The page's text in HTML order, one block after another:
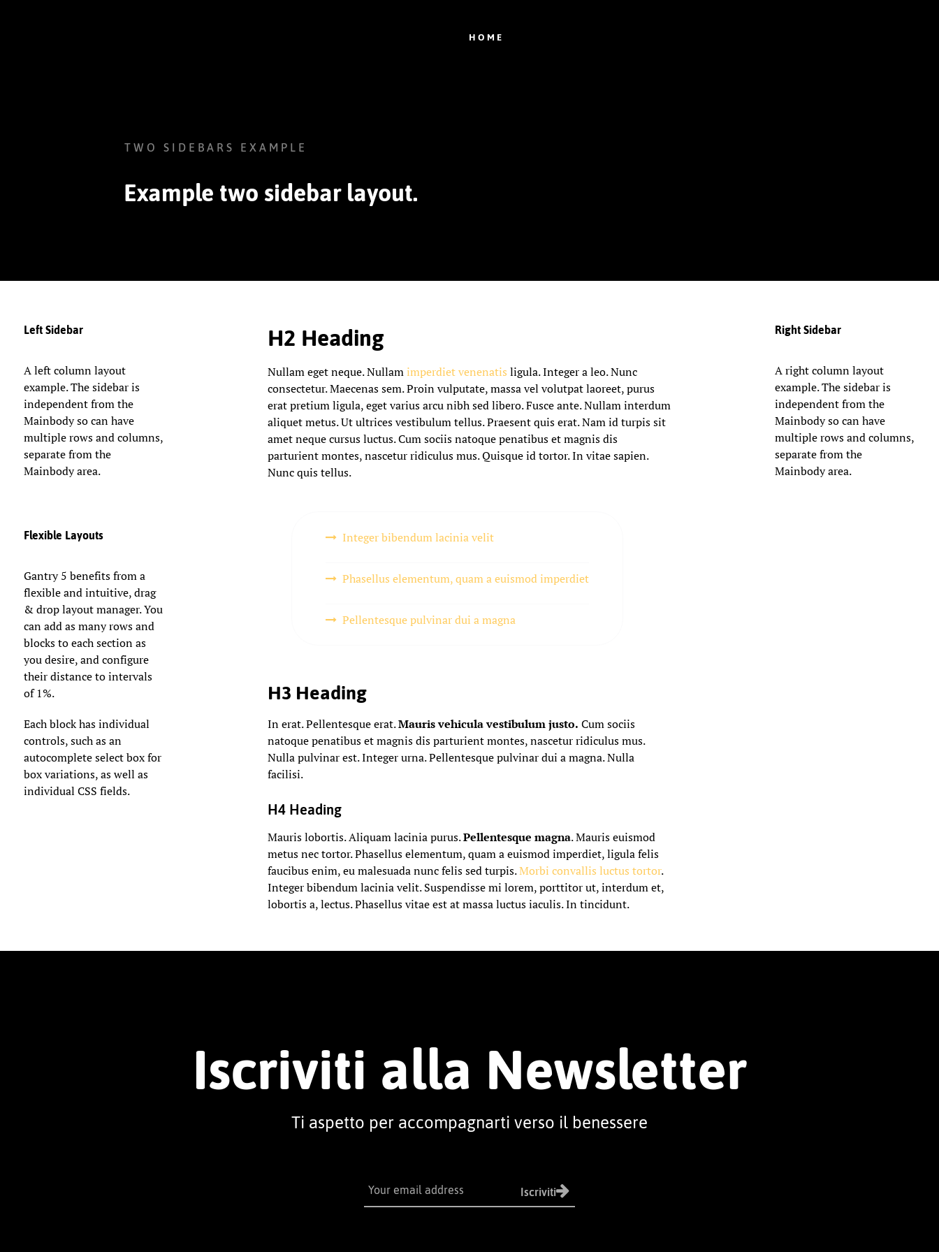
HOME
TWO SIDEBARS EXAMPLE
Example two sidebar layout.
Left Sidebar
A left column layout
example. The sidebar is
independent from the
Mainbody so can have
multiple rows and columns,
separate from the
Mainbody area.
Flexible Layouts
Gantry 5 benefits from a
flexible and intuitive, drag
& drop layout manager. You
can add as many rows and
blocks to each section as
you desire, and configure
their distance to intervals
of 1%.
Each block has individual
controls, such as an
autocomplete select box for
box variations, as well as
individual CSS fields.
H2 Heading
Nullam eget neque. Nullamimperdiet venenatis ligula. Integer a leo. Nunc
consectetur. Maecenas sem. Proin vulputate, massa vel volutpat laoreet, purus
erat pretium ligula, eget varius arcu nibh sed libero. Fusce ante. Nullam interdum
aliquet metus. Ut ultrices vestibulum tellus. Praesent quis erat. Nam id turpis sit
amet neque cursus luctus. Cum sociis natoque penatibus et magnis dis
parturient montes, nascetur ridiculus mus. Quisque id tortor. In vitae sapien.
Nunc quis tellus.
Integer bibendum lacinia velit
Phasellus elementum, quam a euismod imperdiet
Pellentesque pulvinar dui a magna
H3 Heading
In erat. Pellentesque erat.Mauris vehicula vestibulum justo. Cum sociis
natoque penatibus et magnis dis parturient montes, nascetur ridiculus mus.
Nulla pulvinar est. Integer urna. Pellentesque pulvinar dui a magna. Nulla
facilisi.
H4 Heading
Mauris lobortis. Aliquam lacinia purus.Pellentesque magna. Mauris euismod
metus nec tortor. Phasellus elementum, quam a euismod imperdiet, ligula felis
faucibus enim, eu malesuada nunc felis sed turpis.Morbi convallis luctus tortor.
Integer bibendum lacinia velit. Suspendisse mi lorem, porttitor ut, interdum et,
lobortis a, lectus. Phasellus vitae est at massa luctus iaculis. In tincidunt.
Right Sidebar
A right column layout
example. The sidebar is
independent from the
Mainbody so can have
multiple rows and columns,
separate from the
Mainbody area.
Iscriviti alla Newsletter
Ti aspetto per accompagnarti verso il benessere
Iscriviti